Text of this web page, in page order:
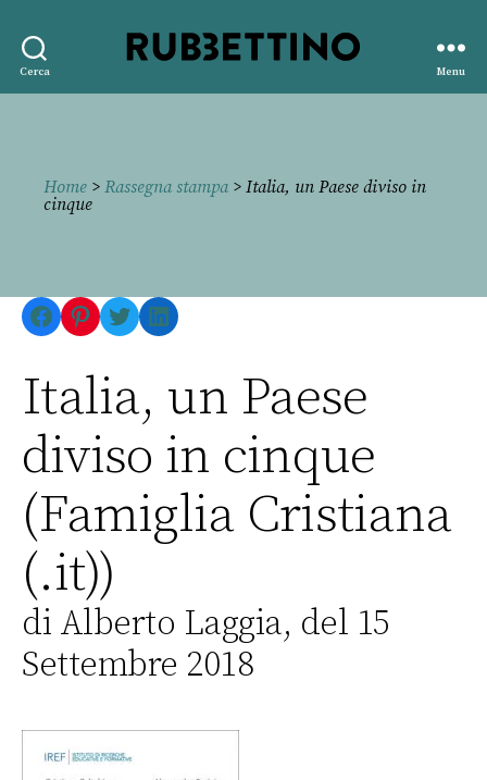
Cerca
editore
Menu
Home > Rassegna stampa> Italia, un Paese diviso in
cinque
Facebook
Pinterest
TwitterLinkedIn
Italia, un Paese
diviso in cinque
(Famiglia Cristiana
(.it))
di Alberto Laggia, del 15
Settembre 2018